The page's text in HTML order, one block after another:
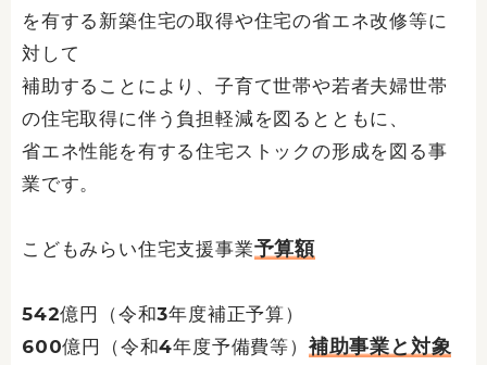
を有する新築住宅の取得や住宅の省エネ改修等に
対して
補助することにより、⼦育て世帯や若者夫婦世帯
の住宅取得に伴う負担軽減を図るとともに、
省エネ性能を有する住宅ストックの形成を図る事
業です。
こどもみらい住宅支援事業予算額
542億円（令和3年度補正予算）
600億円（令和4年度予備費等） 補助事業と対象